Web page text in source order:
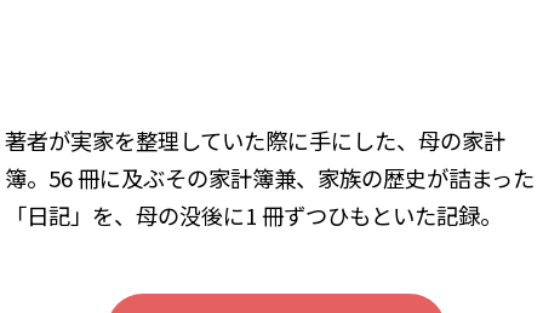
著者が実家を整理していた際に手にした、母の家計
簿。56 冊に及ぶその家計簿兼、家族の歴史が詰まった
「日記」を、母の没後に1 冊ずつひもといた記録。